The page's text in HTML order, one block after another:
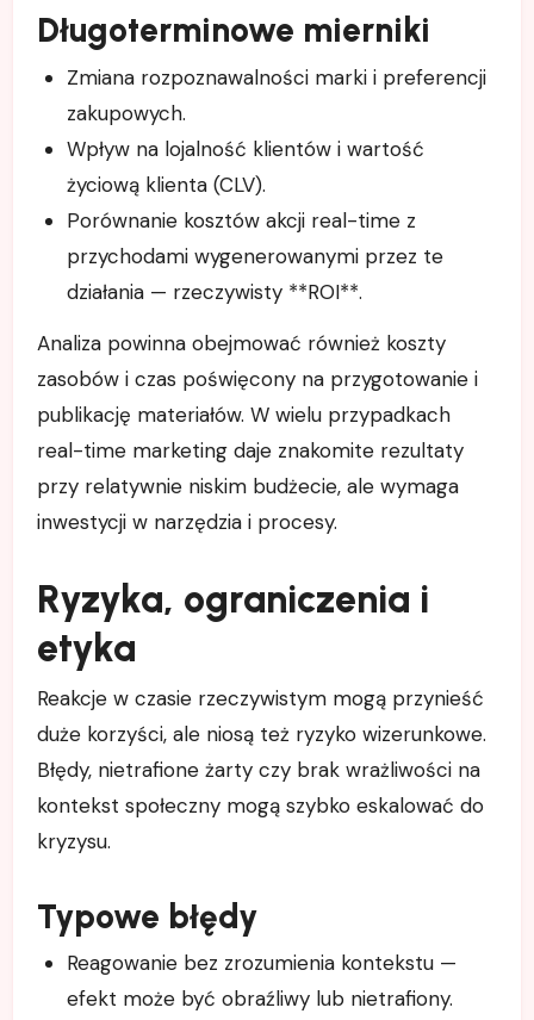
Długoterminowe mierniki
Zmiana rozpoznawalności marki i preferencji
zakupowych.
Wpływ na lojalność klientów i wartość
życiową klienta (CLV).
Porównanie kosztów akcji real-time z
przychodami wygenerowanymi przez te
działania — rzeczywisty **ROI**.
Analiza powinna obejmować również koszty
zasobów i czas poświęcony na przygotowanie i
publikację materiałów. W wielu przypadkach
real-time marketing daje znakomite rezultaty
przy relatywnie niskim budżecie, ale wymaga
inwestycji w narzędzia i procesy.
Ryzyka, ograniczenia i
etyka
Reakcje w czasie rzeczywistym mogą przynieść
duże korzyści, ale niosą też ryzyko wizerunkowe.
Błędy, nietrafione żarty czy brak wrażliwości na
kontekst społeczny mogą szybko eskalować do
kryzysu.
Typowe błędy
Reagowanie bez zrozumienia kontekstu —
efekt może być obraźliwy lub nietrafiony.